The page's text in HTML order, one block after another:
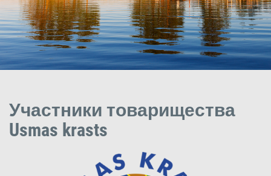
Участники товарищества
Usmas krasts